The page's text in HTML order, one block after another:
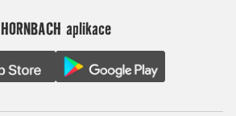
HORNBACH aplikace